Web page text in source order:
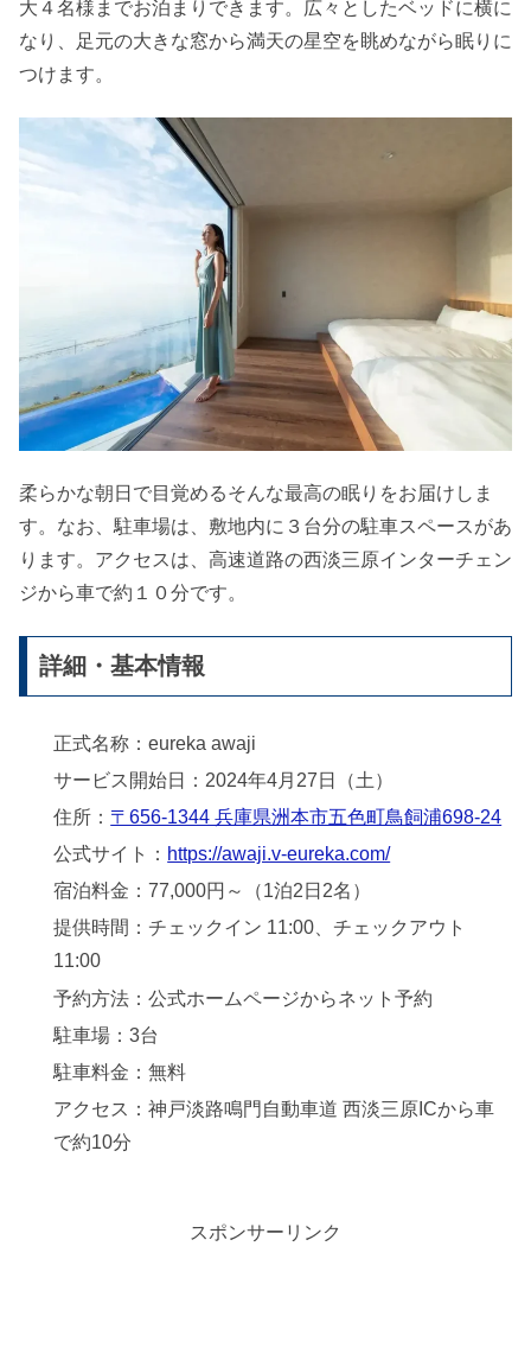
大４名様までお泊まりできます。広々としたベッドに横に
なり、足元の大きな窓から満天の星空を眺めながら眠りに
つけます。
柔らかな朝日で目覚めるそんな最高の眠りをお届けしま
す。なお、駐車場は、敷地内に３台分の駐車スペースがあ
ります。アクセスは、高速道路の西淡三原インターチェン
ジから車で約１０分です。
詳細・基本情報
正式名称：eureka awaji
サービス開始日：2024年4月27日（土）
住所： 〒656-1344 兵庫県洲本市五色町鳥飼浦698-24
公式サイト： https://awaji.v-eureka.com/
宿泊料金：77,000円～（1泊2日2名）
提供時間：チェックイン 11:00、チェックアウト
11:00
予約方法：公式ホームページからネット予約
駐車場：3台
駐車料金：無料
アクセス：神戸淡路鳴門自動車道 西淡三原ICから車
で約10分
スポンサーリンク